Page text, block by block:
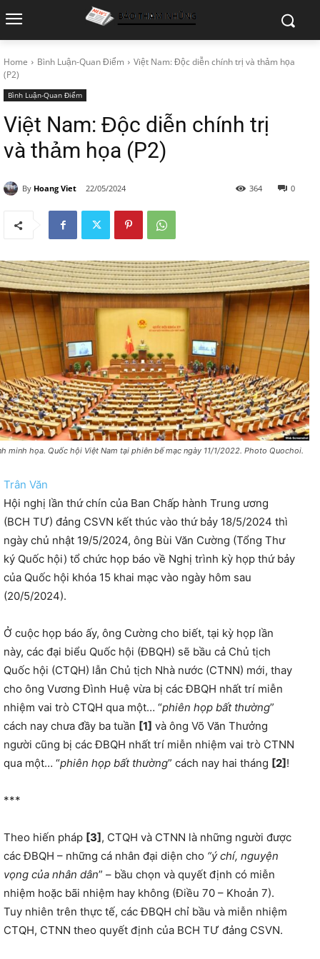
Home Bình Luận-Quan Điểm
Việt Nam: Độc diễn chính trị và thảm họa
(P2)
Bình Luận-Quan Điểm
Việt Nam: Độc diễn chính trị
và thảm họa (P2)
By Hoang Viet 22/05/2024 0
364
minh họa. Quốc hội Việt Nam tại phiên bế mạc ngày 11/1/2022. Photo Quochoi.
Trân Văn
Hội nghị lần thứ chín của Ban Chấp hành Trung ương
(BCH TƯ) đảng CSVN kết thúc vào thứ bảy 18/5/2024 thì
ngày chủ nhật 19/5/2024, ông Bùi Văn Cường (Tổng Thư
ký Quốc hội) tổ chức họp báo về Nghị trình kỳ họp thứ bảy
của Quốc hội khóa 15 khai mạc vào ngày hôm sau
(20/5/2024).
Ở cuộc họp báo ấy, ông Cường cho biết, tại kỳ họp lần
này, các đại biểu Quốc hội (ĐBQH) sẽ bầu cả Chủ tịch
Quốc hội (CTQH) lẫn Chủ tịch Nhà nước (CTNN) mới, thay
cho ông Vương Đình Huệ vừa bị các ĐBQH nhất trí miễn
nhiệm vai trò CTQH qua một… “phiên họp bất thường”
cách nay chưa đầy ba tuần [1] và ông Võ Văn Thưởng
người cũng bị các ĐBQH nhất trí miễn nhiệm vai trò CTNN
qua một… “phiên họp bất thường” cách nay hai tháng [2]!
***
Theo hiến pháp [3], CTQH và CTNN là những người được
các ĐBQH – những cá nhân đại diện cho “ý chí, nguyện
vọng của nhân dân” – bầu chọn và quyết định có miễn
nhiệm hoặc bãi nhiệm hay không (Điều 70 – Khoản 7).
Tuy nhiên trên thực tế, các ĐBQH chỉ bầu và miễn nhiệm
CTQH, CTNN theo quyết định của BCH TƯ đảng CSVN.